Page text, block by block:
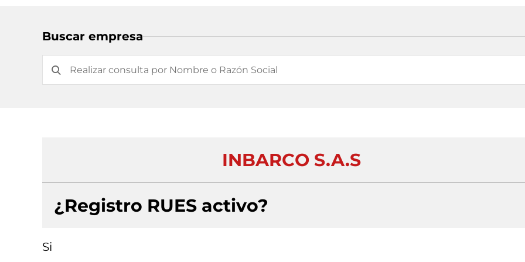
Buscar empresa
INBARCO S.A.S
¿Registro RUES activo?
Si